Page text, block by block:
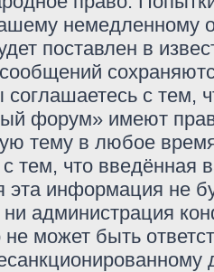
немедленному
поставлен в
соглашаетесь с тем,
форум» имеют
тему в любое
тем, что введённая
эта информация не
администрация
может быть